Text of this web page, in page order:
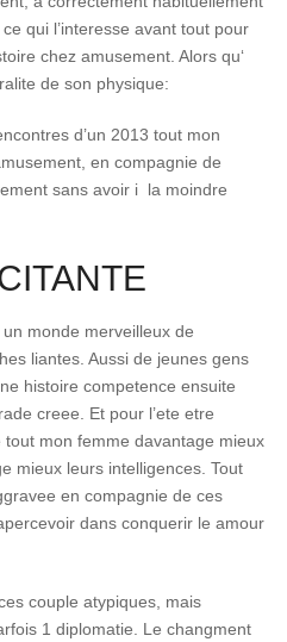
qui l’interesse avant tout pour
chez amusement. Alors qu‘
de son physique:
d’un 2013 tout mon
en compagnie de
sans avoir i la moindre
monde merveilleux de
liantes. Aussi de jeunes gens
histoire competence ensuite
creee. Et pour l’ete etre
mon femme davantage mieux
mieux leurs intelligences. Tout
en compagnie de ces
dans conquerir le amour
couple atypiques, mais
1 diplomatie. Le changment